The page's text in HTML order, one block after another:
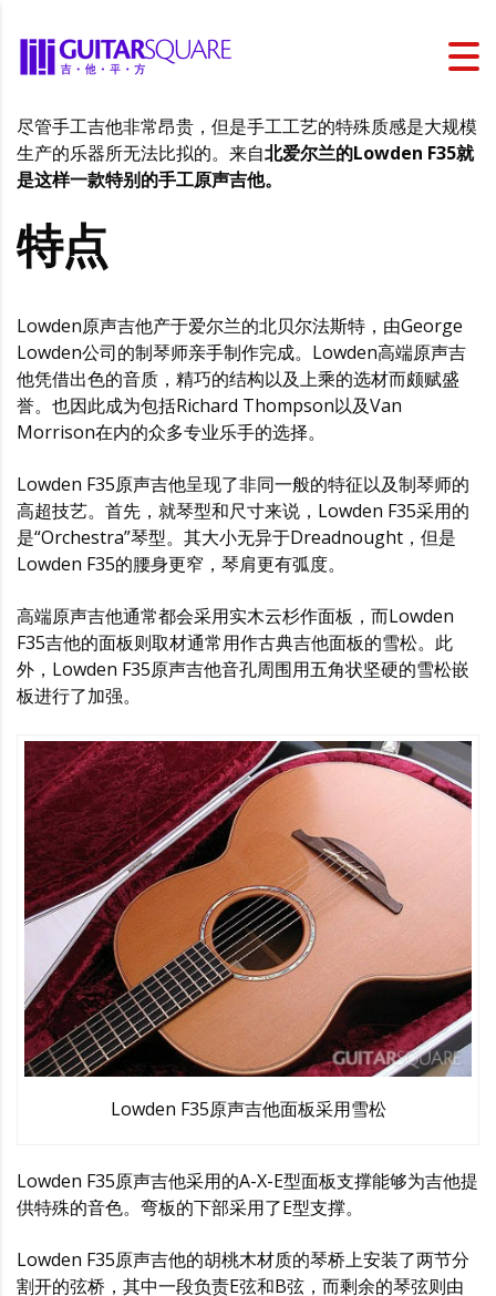
尽管手工吉他非常昂贵，但是手工工艺的特殊质感是大规模
生产的乐器所无法比拟的。来自北爱尔兰的Lowden F35就
是这样一款特别的手工原声吉他。
特点
Lowden原声吉他产于爱尔兰的北贝尔法斯特，由George
Lowden公司的制琴师亲手制作完成。Lowden高端原声吉
他凭借出色的音质，精巧的结构以及上乘的选材而颇赋盛
誉。也因此成为包括Richard Thompson以及Van
Morrison在内的众多专业乐手的选择。
Lowden F35原声吉他呈现了非同一般的特征以及制琴师的
高超技艺。首先，就琴型和尺寸来说，Lowden F35采用的
是“Orchestra”琴型。其大小无异于Dreadnought，但是
Lowden F35的腰身更窄，琴肩更有弧度。
高端原声吉他通常都会采用实木云杉作面板，而Lowden
F35吉他的面板则取材通常用作古典吉他面板的雪松。此
外，Lowden F35原声吉他音孔周围用五角状坚硬的雪松嵌
板进行了加强。
Lowden F35原声吉他面板采用雪松
Lowden F35原声吉他采用的A-X-E型面板支撑能够为吉他提
供特殊的音色。弯板的下部采用了E型支撑。
Lowden F35原声吉他的胡桃木材质的琴桥上安装了两节分
割开的弦桥，其中一段负责E弦和B弦，而剩余的琴弦则由